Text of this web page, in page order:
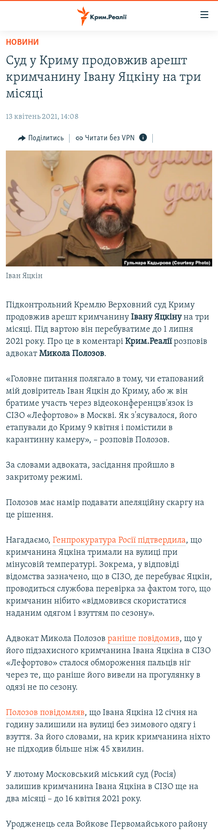
Перейти
основного
матеріалу
Перейти
до
основної
Перейти
до
ВОДА.КРИМ
ВІДЕО ТА ФОТО
БЛОГИ
ПОГЛЯД
ІНТЕРВ'Ю
ВСЕ ЗА ДЕНЬ
СПЕЦПРОЕКТИ
ДЕПОРТАЦІЯ
ВІДЕОУРОКИ «ELIFBE»
СВІДЧЕННЯ ОКУПАЦІЇ
УКРАЇНСЬКА ПРОБЛЕМА КРИМУ
ІНФОГРАФІКА
ЯК ОБІЙТИ БЛОКУВАННЯ
Русский
Qırımtatar
ДОЛУЧАЙСЯ!
Усі сайти RFE/RL
НОВИНИ
Суд у Криму продовжив арешт
кримчанину Івану Яцкіну на три
місяці
13 квітень 2021, 14:08
Поділитись Читати без VPN
Іван Яцкін
Підконтрольний Кремлю Верховний суд Криму
продовжив арешт кримчанину Івану Яцкінуна три
місяці. Під вартою він перебуватиме до 1 липня
2021 року. Про це в коментарі Крим.Реаліїрозповів
адвокатМикола Полозов.
«Головне питання полягало в тому, чи етапований
мій довіритель Іван Яцкін до Криму, або ж він
братиме участь через відеоконференцзв'язок із
СІЗО «Лефортово» в Москві. Як з'ясувалося, його
етапували до Криму 9 квітня і помістили в
карантинну камеру», – розповів Полозов.
За словами адвоката, засідання пройшло в
закритому режимі.
Полозов має намір подавати апеляційну скаргу на
це рішення.
Нагадаємо, Генпрокуратура Росії підтвердила, що
кримчанина Яцкіна тримали на вулиці при
мінусовій температурі. Зокрема, у відповіді
відомства зазначено, що в СІЗО, де перебуває Яцкін,
проводиться службова перевірка за фактом того, що
кримчанин нібито «відмовився скористатися
наданим одягом і взуттям по сезону».
Адвокат Микола Полозов раніше повідомив, що у
його підзахисного кримчанина Івана Яцкіна в СІЗО
«Лефортово» сталося обмороження пальців ніг
через те, що раніше його вивели на прогулянку в
одязі не по сезону.
Полозов повідомляв, що Івана Яцкіна 12 січня на
годину залишили на вулиці без зимового одягу і
взуття. За його словами, на крик кримчанина ніхто
не підходив більше ніж 45 хвилин.
У лютому Московський міський суд (Росія)
залишив кримчанина Івана Яцкіна в СІЗО ще на
два місяці – до 16 квітня 2021 року.
Уродженець села Войкове Первомайського району